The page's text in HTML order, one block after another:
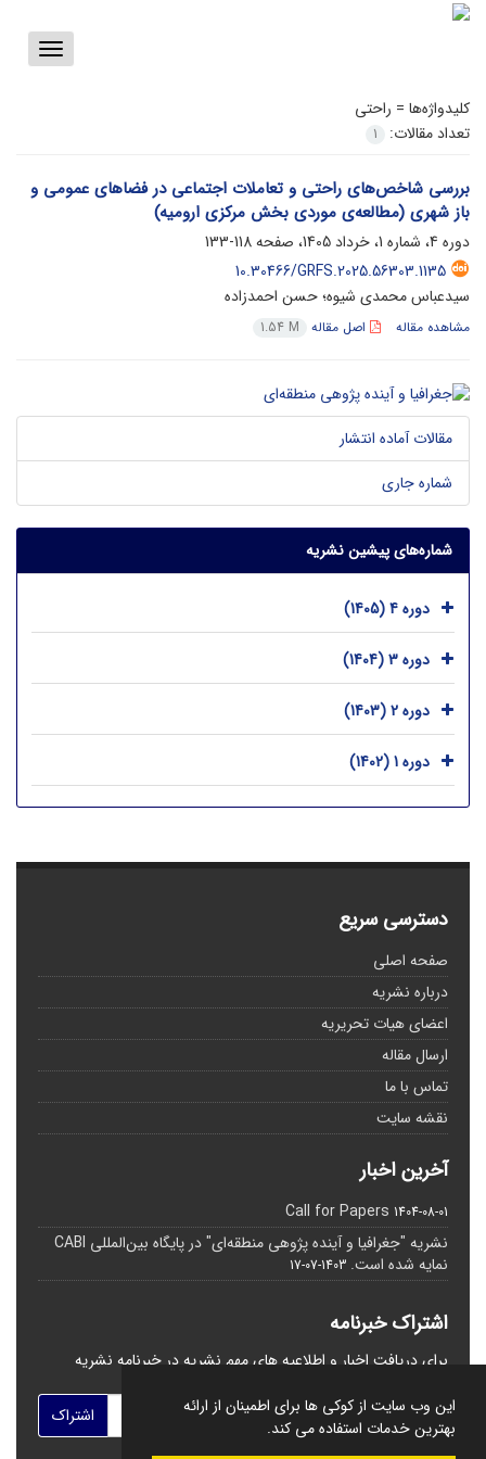
این وب سایت از کوکی ها برای اطمینان از ارائه
بهترین خدمات استفاده می کند.
Toggle
کلیدواژه‌ها = راحتی
تعداد مقالات:
1
بررسی شاخص‌های راحتی و تعاملات اجتماعی در فضاهای عمومی و
باز شهری (مطالعه‌ی موردی بخش مرکزی ارومیه)
دوره 4، شماره 1، خرداد 1405، صفحه
118-133
10.30466/GRFS.2025.56303.1135
سیدعباس محمدی شیوه؛ حسن احمدزاده
مشاهده مقاله اصل مقاله 1.54 M
مقالات آماده انتشار
شماره جاری
شماره‌های پیشین نشریه
دوره 4 (1405)
دوره 3 (1404)
دوره 2 (1403)
دوره 1 (1402)
دسترسی سریع
صفحه اصلی
درباره نشریه
اعضای هیات تحریریه
ارسال مقاله
تماس با ما
نقشه سایت
آخرین اخبار
Call for Papers 1404-08-01
نشریه "جغرافیا و آینده پژوهی منطقه‌ای" در پایگاه بین‌المللی CABI
نمایه شده است. 1403-07-17
اشتراک خبرنامه
برای دریافت اخبار و اطلاعیه های مهم نشریه در خبرنامه نشریه
اشتراک